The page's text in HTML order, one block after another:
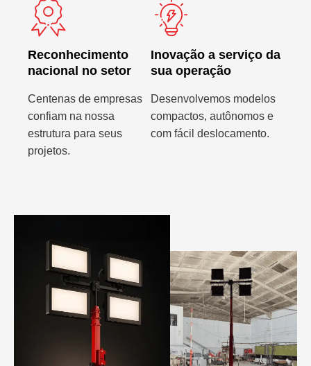
Reconhecimento
nacional no setor
Centenas de empresas
confiam na nossa
estrutura para seus
projetos.
Inovação a serviço da
sua operação
Desenvolvemos modelos
compactos, autônomos e
com fácil deslocamento.